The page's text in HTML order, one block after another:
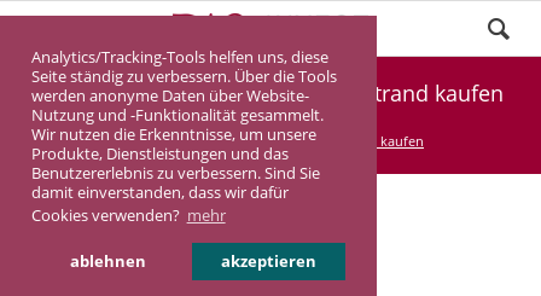
Analytics/Tracking-Tools helfen uns, diese
Seite ständig zu verbessern. Über die Tools
werden anonyme Daten über Website-
Nutzung und -Funktionalität gesammelt.
Wir nutzen die Erkenntnisse, um unsere
Produkte, Dienstleistungen und das
Benutzererlebnis zu verbessern. Sind Sie
damit einverstanden, dass wir dafür
Cookies verwenden? mehr
ablehnen akzeptieren
Ferienimmobilie Timmendorfer Strand kaufen
DASINVEST Service Ferienimmobilie kaufen
Ferienimmobilie in/auf
Timmendorfer Strand